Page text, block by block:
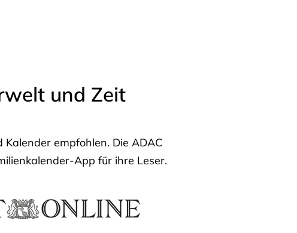
und Zeit
empfohlen. Die ADAC
App für ihre Leser.